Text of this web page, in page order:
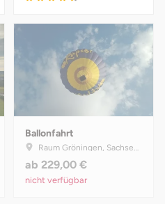
Ballonfahrt
Raum Gröningen, Sachsen-Anhalt
ab 229,00 €
nicht verfügbar